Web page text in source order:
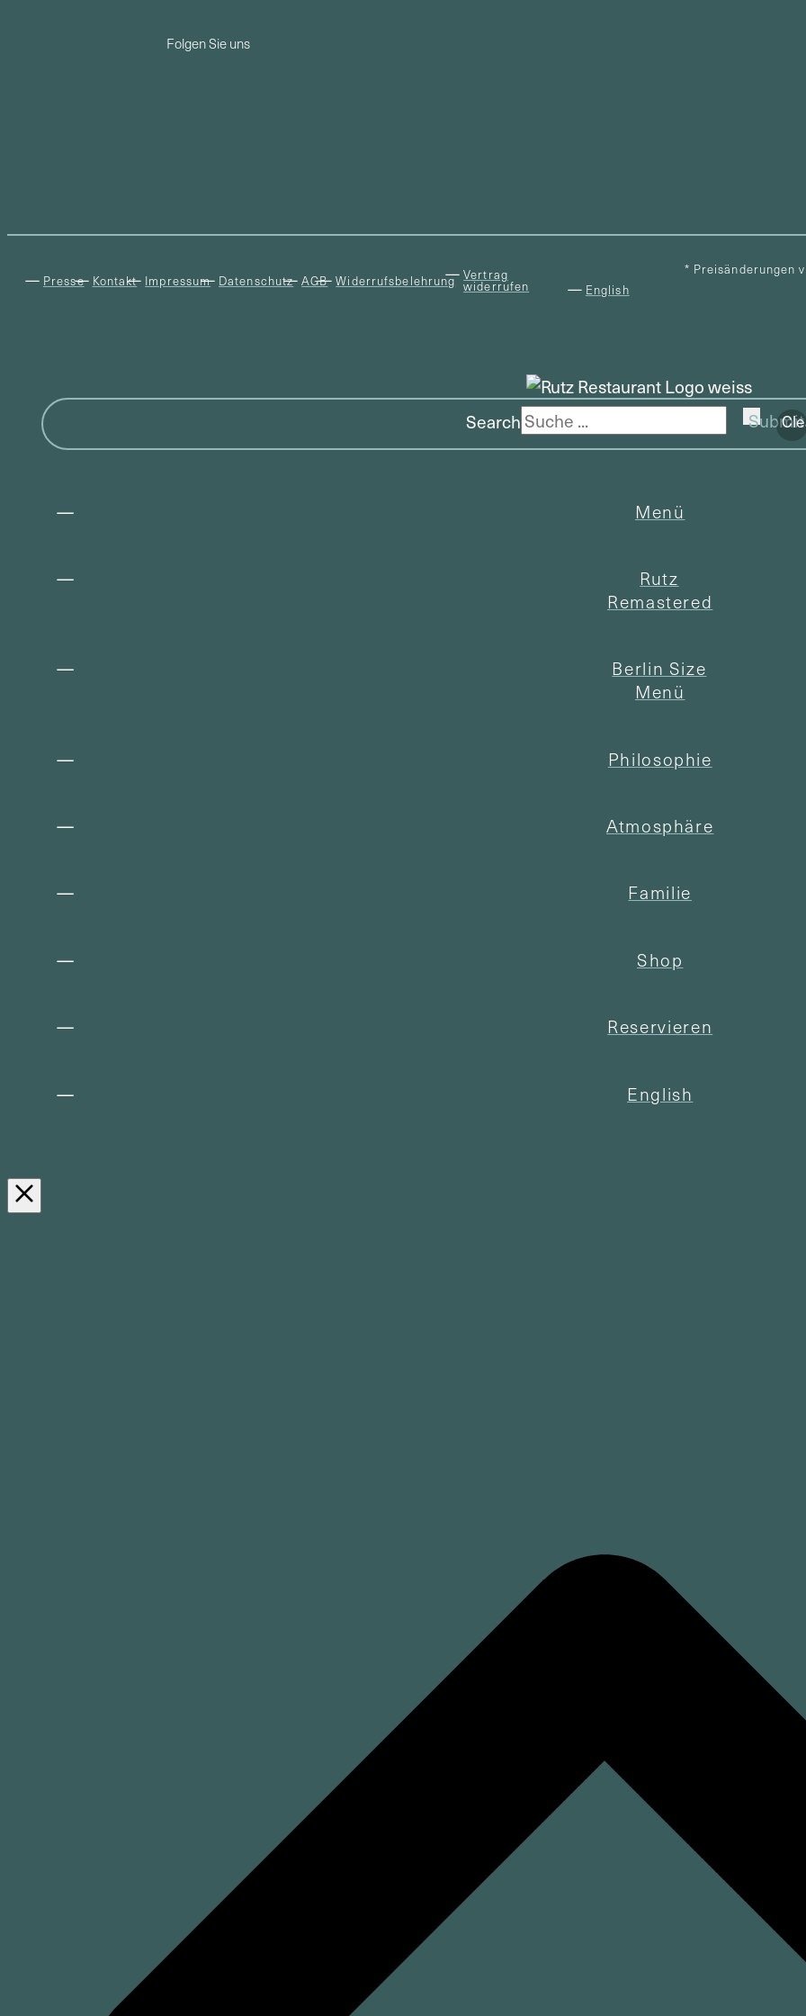
Folgen Sie uns
Presse Kontakt Impressum Datenschutz AGB Widerrufsbelehrung Vertrag
widerrufen English
* Preisänderungen
Search Submit
Menü
Rutz
Remastered
Berlin Size
Menü
Philosophie
Atmosphäre
Familie
Shop
Reservieren
English